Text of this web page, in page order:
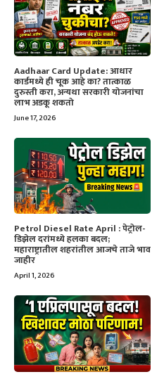
Aadhaar Card Update: आधार
कार्डमध्ये ही चूक आहे का? तात्काळ
दुरुस्ती करा, अन्यथा सरकारी योजनांचा
लाभ अडकू शकतो
June 17, 2026
Petrol Diesel Rate April : पेट्रोल-
डिझेल दरांमध्ये हलका बदल;
महाराष्ट्रातील शहरांतील आजचे ताजे भाव
जाहीर
April 1, 2026